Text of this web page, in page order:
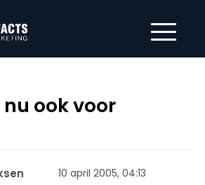
ook voor
10 april 2005, 04:13